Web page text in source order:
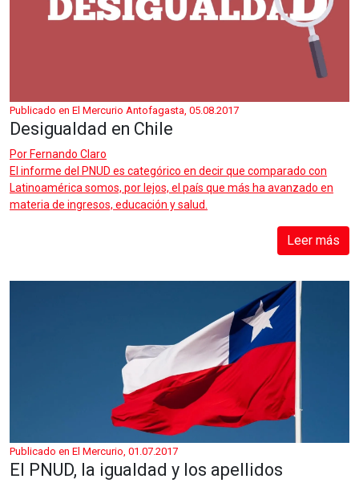
Publicado en El Mercurio Antofagasta, 05.08.2017
Desigualdad en Chile
Por Fernando Claro
El informe del PNUD es categórico en decir que comparado con
Latinoamérica somos, por lejos, el país que más ha avanzado en
materia de ingresos, educación y salud.
Leer más
Publicado en El Mercurio, 01.07.2017
El PNUD, la igualdad y los apellidos